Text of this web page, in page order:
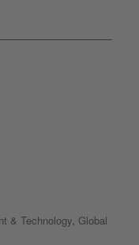
& Technology, Global